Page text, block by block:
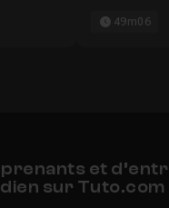
49m06
et
sur Tuto.com